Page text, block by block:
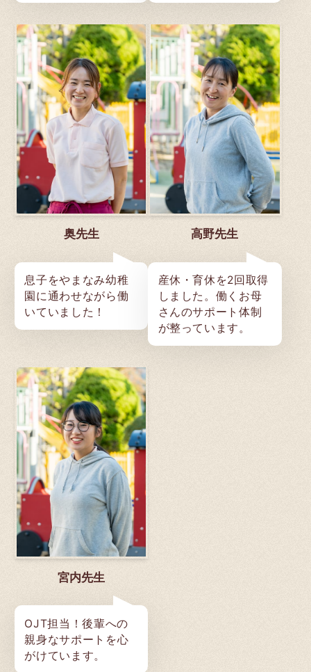
奥先生
息子をやまなみ幼稚
園に通わせながら働
いていました！
高野先生
産休・育休を2回取得
しました。働くお母
さんのサポート体制
が整っています。
宮内先生
OJT担当！後輩への
親身なサポートを心
がけています。